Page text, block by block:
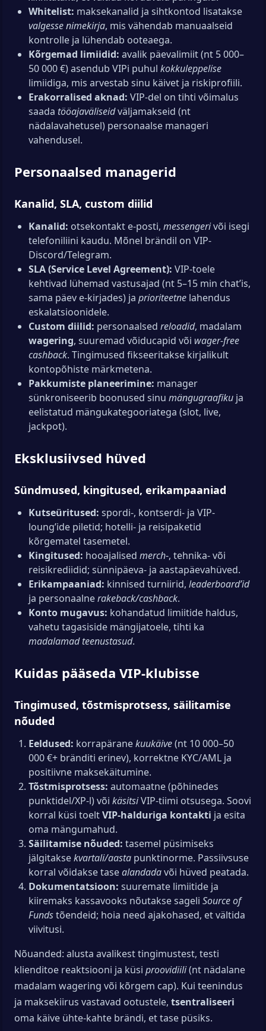
Whitelist: maksekanalid ja sihtkontod lisatakse
valgesse nimekirja, mis vähendab manuaalseid
kontrolle ja lühendab ooteaega.
Kõrgemad limiidid: avalik päevalimiit (nt 5 000–
50 000 €) asendub VIPi puhul kokkuleppelise
limiidiga, mis arvestab sinu käivet ja riskiprofiili.
Erakorralised aknad: VIP-del on tihti võimalus
saada tööajaväliseidväljamakseid (nt
nädalavahetusel) personaalse manageri
vahendusel.
Personaalsed managerid
Kanalid, SLA, custom diilid
Kanalid: otsekontakt e-posti, messengerivõi isegi
telefoniliini kaudu. Mõnel brändil on VIP-
Discord/Telegram.
SLA (Service Level Agreement): VIP-toele
kehtivad lühemad vastusajad (nt 5–15 min chat’is,
sama päev e-kirjades) ja prioriteetne lahendus
eskalatsioonidele.
Custom diilid: personaalsed reloadid, madalam
wagering, suuremad võiducapid või wager-free
cashback. Tingimused fikseeritakse kirjalikult
kontopõhiste märkmetena.
Pakkumiste planeerimine: manager
sünkroniseerib boonused sinu mängugraafiku ja
eelistatud mängukategooriatega (slot, live,
jackpot).
Eksklusiivsed hüved
Sündmused, kingitused, erikampaaniad
Kutseüritused: spordi-, kontserdi- ja VIP-
loung’ide piletid; hotelli- ja reisipaketid
kõrgematel tasemetel.
Kingitused: hooajalised merch-, tehnika- või
reisikrediidid; sünnipäeva- ja aastapäevahüved.
Erikampaaniad: kinnised turniirid, leaderboard’id
ja personaalnerakeback/cashback.
Konto mugavus: kohandatud limiitide haldus,
vahetu tagasiside mängijatoele, tihti ka
madalamad teenustasud.
Kuidas pääseda VIP-klubisse
Tingimused, tõstmisprotsess, säilitamise
nõuded
Eeldused: korrapäranekuukäive(nt 10 000–50
000 €+ bränditi erinev), korrektne KYC/AML ja
positiivne maksekäitumine.
Tõstmisprotsess: automaatne (põhinedes
punktidel/XP-l) või käsitsiVIP-tiimi otsusega. Soovi
korral küsi toeltVIP-halduriga kontakti ja esita
oma mängumahud.
Säilitamise nõuded: tasemel püsimiseks
jälgitaksekvartali/aasta punktinorme. Passiivsuse
korral võidakse tasealandadavõi hüved peatada.
Dokumentatsioon: suuremate limiitide ja
kiiremaks kassa­vooks nõutakse sageli Source of
Fundstõendeid; hoia need ajakohased, et vältida
viivitusi.
Nõuanded: alusta avalikest tingimustest, testi
klienditoe reaktsiooni ja küsi proovidiili(nt nädalane
madalam wagering või kõrgem cap). Kui teenindus
ja maksekiirus vastavad ootustele, tsentraliseeri
oma käive ühte-kahte brändi, et tase püsiks.